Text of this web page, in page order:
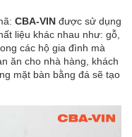
CBA-VIN được sử dụng
liệu khác nhau như: gỗ,
các hộ gia đình mà
ăn cho nhà hàng, khách
mặt bàn bằng đá sẽ tạo